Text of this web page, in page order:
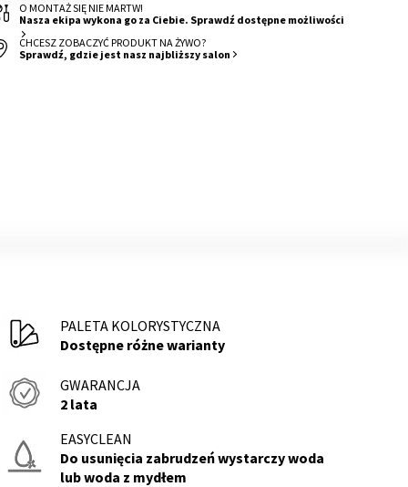
O MONTAŻ SIĘ NIE MARTW!
Nasza ekipa wykona go za Ciebie. Sprawdź dostępne możliwości
CHCESZ ZOBACZYĆ PRODUKT NA ŻYWO?
Sprawdź, gdzie jest nasz najbliższy salon
PALETA KOLORYSTYCZNA
Dostępne różne warianty
GWARANCJA
2 lata
EASYCLEAN
Do usunięcia zabrudzeń wystarczy woda
lub woda z mydłem